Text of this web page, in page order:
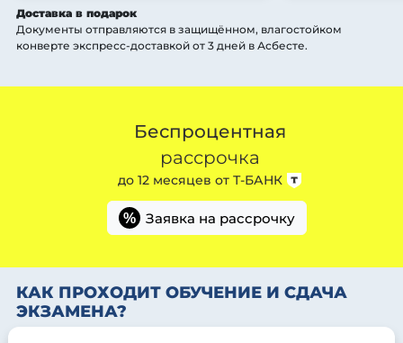
Доставка в подарок
Документы отправляются в защищённом, влагостойком
конверте экспресс-доставкой от 3 дней в Асбесте.
Беспроцентная
рассрочка
до 12 месяцев от Т-БАНК
% Заявка на рассрочку
КАК ПРОХОДИТ ОБУЧЕНИЕ И СДАЧА
ЭКЗАМЕНА?